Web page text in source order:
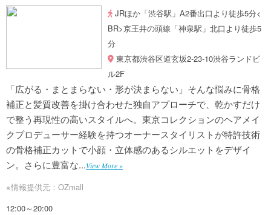
JRほか「渋谷駅」A2番出口より徒歩5分<
BR>京王井の頭線「神泉駅」北口より徒歩5
分
東京都渋谷区道玄坂2-23-10渋谷ランドビ
ル2F
「広がる・まとまらない・形が決まらない」そんな悩みに骨格
補正と髪質改善を掛け合わせた独自アプローチで、乾かすだけ
で整う再現性の高いスタイルへ。東京コレクションのヘアメイ
クプロデューサー経験を持つオーナースタイリストが特許技術
の骨格補正カットで小顔・立体感のあるシルエットをデザイ
ン。さらに豊富な...View More »
※情報提供元：OZmall
12:00～20:00